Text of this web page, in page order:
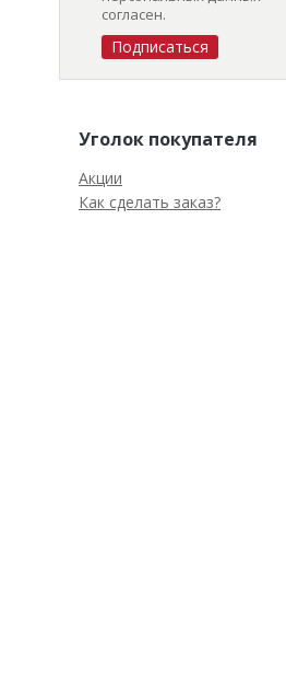
согласен.
Уголок покупателя
Акции
Как сделать заказ?